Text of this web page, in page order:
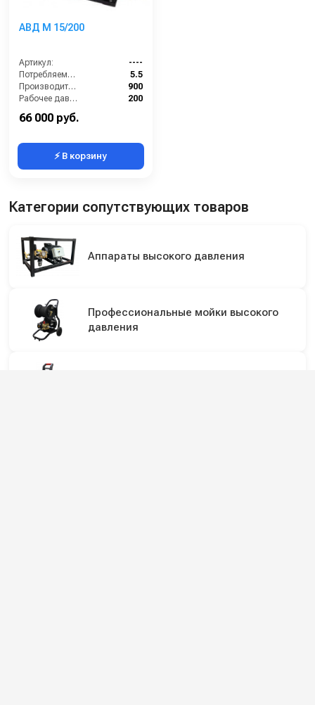
АВД М 15/200
Артикул:
----
Потребляемая мощность (кВт):
5.5
Производительность (л/ч):
900
Рабочее давление (бар):
200
66 000 руб.
⚡ В корзину
Категории сопутствующих товаров
Аппараты высокого давления
Профессиональные мойки высокого
давления